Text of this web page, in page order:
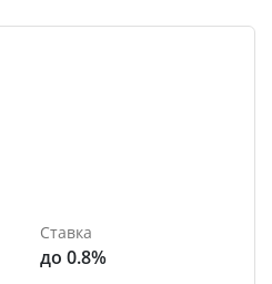
Ставка
до 0.8%